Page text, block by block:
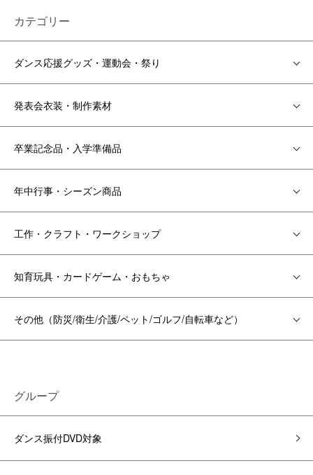
カテゴリー
ダンス応援グッズ・運動会・祭り
発表会衣装・制作素材
卒業記念品・入学準備品
年中行事・シーズン商品
工作・クラフト・ワークショップ
知育玩具・カードゲーム・おもちゃ
その他（防災/衛生/介護/ペット/ゴルフ/自転車など）
グループ
ダンス振付DVD対象